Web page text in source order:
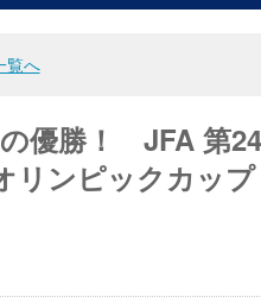
覧へ
優勝！ JFA 第
リンピックカップ